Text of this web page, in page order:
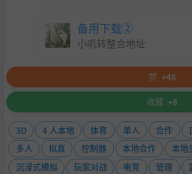
备用下载②
小叽转整合地址
赞 +48
收藏 +8
3D 4 人本地 体育 单人 合作
多人
拟真 控制器 本地合作 本地
沉浸式模拟
玩家对战 电竞 管理